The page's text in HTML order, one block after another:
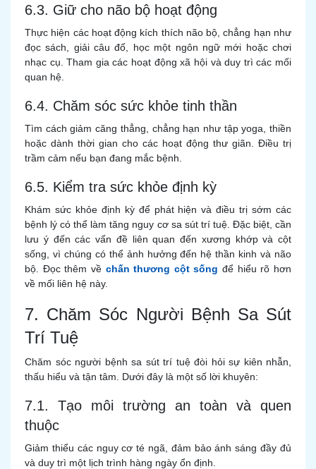
6.3. Giữ cho não bộ hoạt động
Thực hiện các hoạt động kích thích não bộ, chẳng hạn như
đọc sách, giải câu đố, học một ngôn ngữ mới hoặc chơi
nhạc cụ. Tham gia các hoạt động xã hội và duy trì các mối
quan hệ.
6.4. Chăm sóc sức khỏe tinh thần
Tìm cách giảm căng thẳng, chẳng hạn như tập yoga, thiền
hoặc dành thời gian cho các hoạt động thư giãn. Điều trị
trầm cảm nếu bạn đang mắc bệnh.
6.5. Kiểm tra sức khỏe định kỳ
Khám sức khỏe định kỳ để phát hiện và điều trị sớm các
bệnh lý có thể làm tăng nguy cơ sa sút trí tuệ. Đặc biệt, cần
lưu ý đến các vấn đề liên quan đến xương khớp và cột
sống, vì chúng có thể ảnh hưởng đến hệ thần kinh và não
bộ. Đọc thêm về chấn thương cột sống để hiểu rõ hơn
về mối liên hệ này.
7. Chăm Sóc Người Bệnh Sa Sút
Trí Tuệ
Chăm sóc người bệnh sa sút trí tuệ đòi hỏi sự kiên nhẫn,
thấu hiểu và tận tâm. Dưới đây là một số lời khuyên:
7.1. Tạo môi trường an toàn và quen
thuộc
Giảm thiểu các nguy cơ té ngã, đảm bảo ánh sáng đầy đủ
và duy trì một lịch trình hàng ngày ổn định.